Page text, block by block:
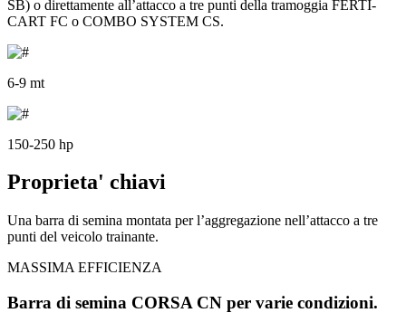
SB) o direttamente all’attacco a tre punti della tramoggia FERTI-
CART FC o COMBO SYSTEM CS.
6-9 mt
150-250 hp
Proprieta' chiavi
Una barra di semina montata per l’aggregazione nell’attacco a tre
punti del veicolo trainante.
MASSIMA EFFICIENZA
Barra di semina CORSA CN per varie condizioni.